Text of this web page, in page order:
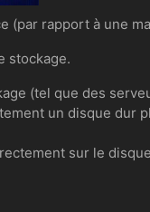
(par rapport à une
stockage.
(tel que des
un disque dur
sur le